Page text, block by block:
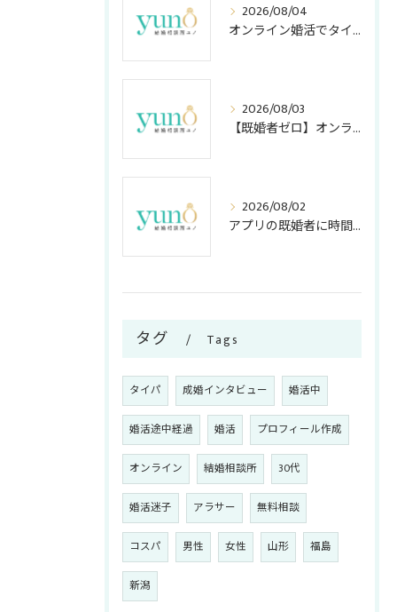
2026/08/04
オンライン婚活でタイパ重視のメリット
2026/08/03
【既婚者ゼロ】オンライン結婚相談所の「独身証明書」活用法！アプリ・店舗型との安全度＆コスト比較
2026/08/02
アプリの既婚者に時間を奪われない！アラサー女子が知っておくべき嘘の見破り方
タグ Tags
タイパ 成婚インタビュー 婚活中
婚活途中経過 婚活 プロフィール作成
オンライン 結婚相談所 30代
婚活迷子 アラサー 無料相談
コスパ 男性 女性 山形 福島
新潟